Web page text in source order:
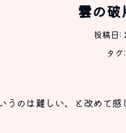
雲の破
投稿日
タグ:
うのは難しい、と改めて